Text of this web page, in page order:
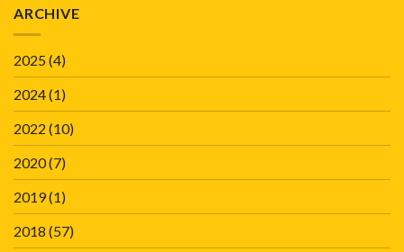
ARCHIVE
2025(4)
2024(1)
2022 (10)
2020(7)
2019(1)
2018 (57)